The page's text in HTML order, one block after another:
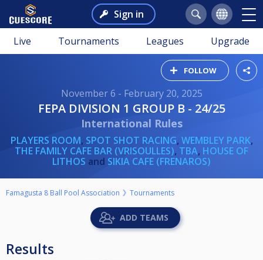
Sign in
Live Tournaments Leagues Upgrade
FOLLOW
November 6 - February 20, 2025
FEPA DIVISION 1 GROUP B - 24/25
International Rules
PLAYERS ROOM, SPOT SHOT RACING, WEMBLEY PARK,
THE FAMILY CAFE BAR (VRISOULLES), TBA, HOUSE OF
LITHOS and SIKIA CAFE (FRENAROS)
Famagusta 8 Ball Pool Association Tournaments
ADD TEAMS
Results